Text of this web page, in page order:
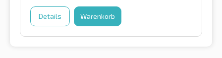
Details Warenkorb